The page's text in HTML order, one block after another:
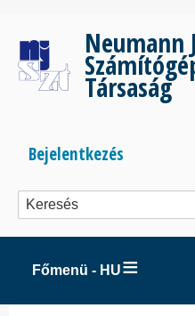
tartalomra
Neumann
Társaság
Bejelentkezés
menüje
Bejelentkezés
Főmenü - HU